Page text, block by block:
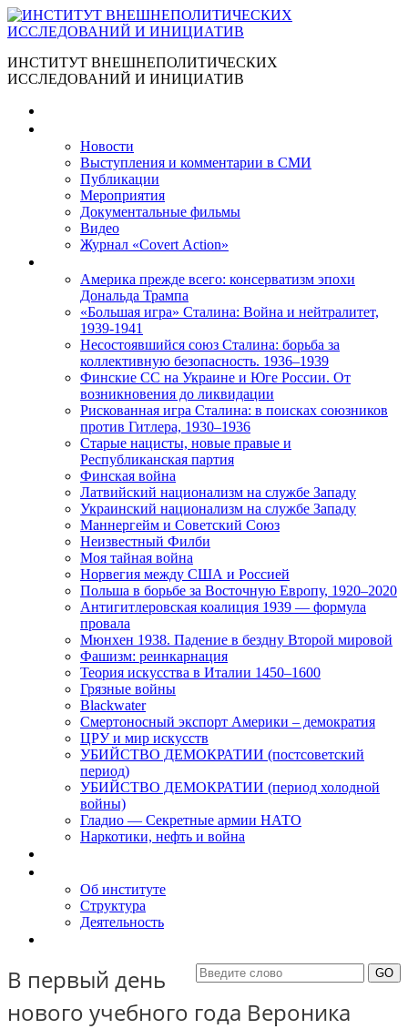
ИНСТИТУТ ВНЕШНЕПОЛИТИЧЕСКИХ
ИССЛЕДОВАНИЙ И ИНИЦИАТИВ
Новости
Выступления и коммента­рии в СМИ
Публикации
Мероприятия
Документальные фильмы
Видео
Журнал «Covert Action»
Америка прежде всего: консерватизм эпохи
Дональда Трампа
«Большая игра» Сталина: Война и нейтралитет,
1939-1941
Несостоявшийся союз Сталина: борьба за
коллективную безопасность. 1936–1939
Финские СС на Украине и Юге России. От
возникновения до ликвидации
Рискованная игра Сталина: в поисках союзников
против Гитлера, 1930–1936
Старые нацисты, новые правые и
Республиканская партия
Финская война
Латвийский национализм на службе Западу
Украинский национализм на службе Западу
Маннергейм и Советский Союз
Неизвестный Филби
Моя тайная война
Норвегия между США и Россией
Польша в борьбе за Восточную Европу, 1920–2020
Антигитлеровская коалиция 1939 — формула
провала
Мюнхен 1938. Падение в бездну Второй мировой
Фашизм: реинкарнация
Теория искусства в Италии 1450–1600
Грязные войны
Blackwater
Смертоносный экспорт Америки – демократия
ЦРУ и мир искусств
УБИЙСТВО ДЕМОКРАТИИ (постсоветский
период)
УБИЙСТВО ДЕМОКРАТИИ (период холодной
войны)
Гладио — Секретные армии НАТО
Наркотики, нефть и война
Об институте
Структура
Деятельность
В первый день
нового учебного года Вероника